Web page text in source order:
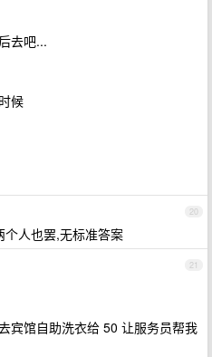
去吧...
候
20
个人也罢,无标准答案
21
宾馆自助洗衣给 50 让服务员帮我